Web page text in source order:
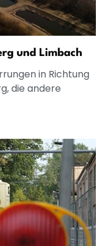
und Limbach
in Richtung
die andere